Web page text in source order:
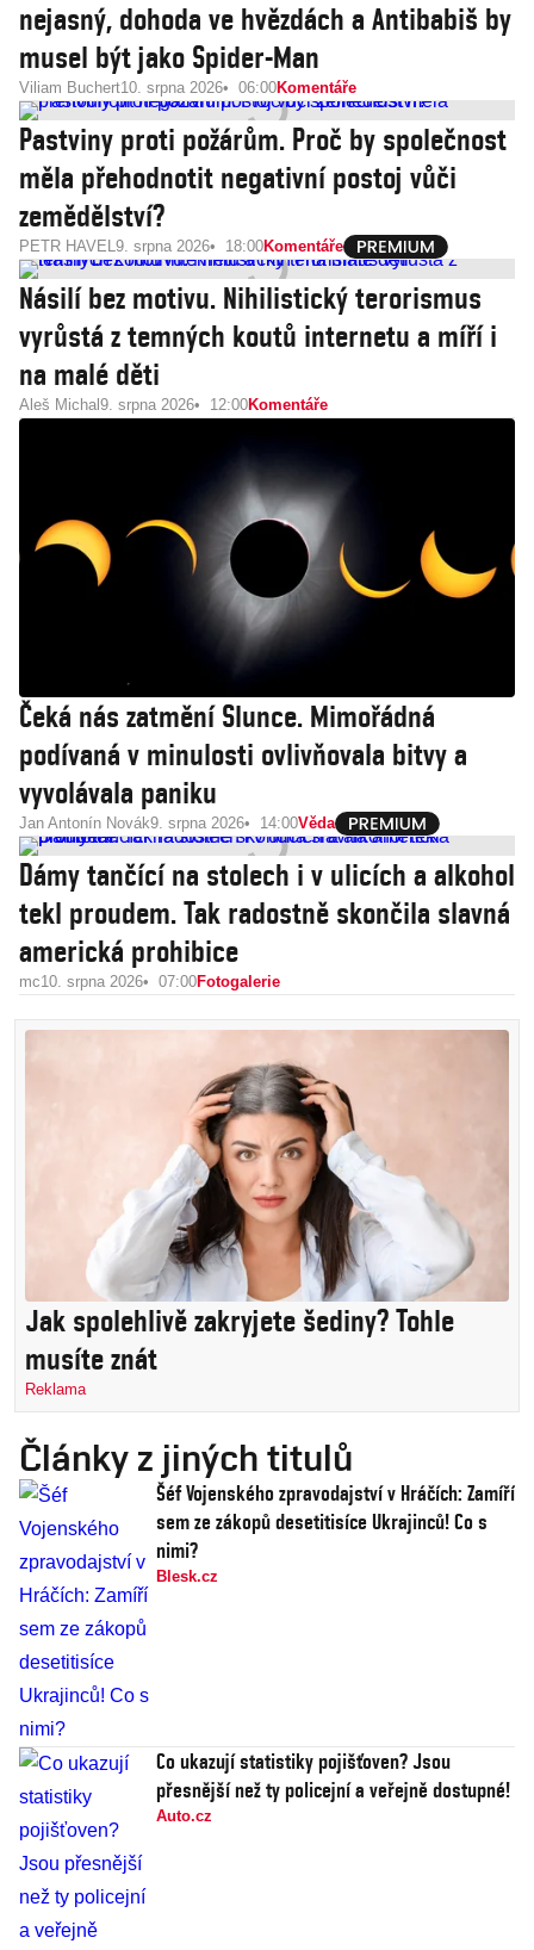
nejasný, dohoda ve hvězdách a Antibabiš by
musel být jako Spider-Man
Viliam Buchert10. srpna 2026 06:00Komentáře
Pastviny proti požárům. Proč by společnost
měla přehodnotit negativní postoj vůči
zemědělství?
PETR HAVEL9. srpna 2026 18:00Komentáře
Násilí bez motivu. Nihilistický terorismus
vyrůstá z temných koutů internetu a míří i
na malé děti
Aleš Michal 9. srpna 2026 12:00Komentáře
Čeká nás zatmění Slunce. Mimořádná
podívaná v minulosti ovlivňovala bitvy a
vyvolávala paniku
Jan Antonín Novák9. srpna 2026 14:00Věda
Dámy tančící na stolech i v ulicích a alkohol
tekl proudem. Tak radostně skončila slavná
americká prohibice
mc10. srpna 2026 07:00Fotogalerie
Jak spolehlivě zakryjete šediny? Tohle
musíte znát
Reklama
Články z jiných titulů
Šéf Vojenského zpravodajství v Hráčích: Zamíří
sem ze zákopů desetitisíce Ukrajinců! Co s
nimi?
Blesk.cz
Co ukazují statistiky pojišťoven? Jsou
přesnější než ty policejní a veřejně dostupné!
Auto.cz